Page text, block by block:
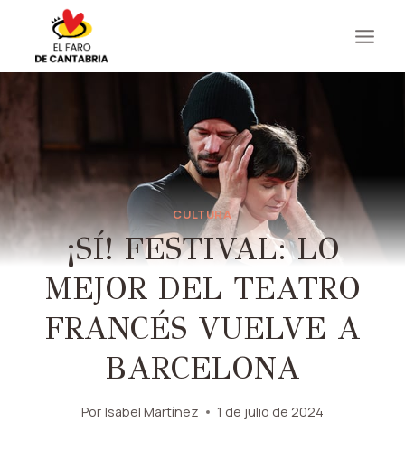
contenido
CULTURA
¡SÍ! FESTIVAL: LO
MEJOR DEL TEATRO
FRANCÉS VUELVE A
BARCELONA
Por Isabel Martínez 1 de julio de 2024